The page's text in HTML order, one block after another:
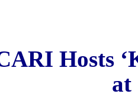
Hosts
at